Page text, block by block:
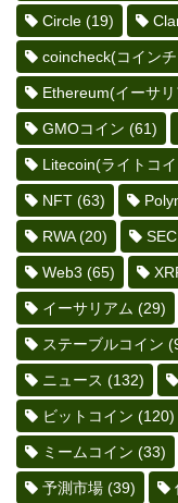
Circle (19)
coincheck(コイン
Ethereum(イーサ
GMOコイン (61)
Litecoin(ライトコ
NFT (63)
RWA(20) SEC
Web3 (65)
イーサリアム (29)
ステーブルコイン
ニュース (132)
ビットコイン (120)
ミームコイン (33)
予測市場 (39)